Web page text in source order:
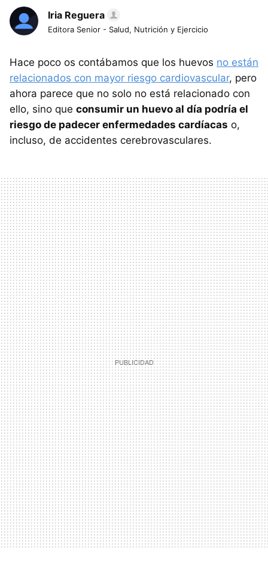
Iria Reguera
Editora Senior - Salud, Nutrición y Ejercicio
Hace poco os contábamos que los huevos no están
relacionados con mayor riesgo cardiovascular, pero
ahora parece que no solo no está relacionado con
ello, sino que consumir un huevo al día podría el
riesgo de padecer enfermedades cardíacas o,
incluso, de accidentes cerebrovasculares.